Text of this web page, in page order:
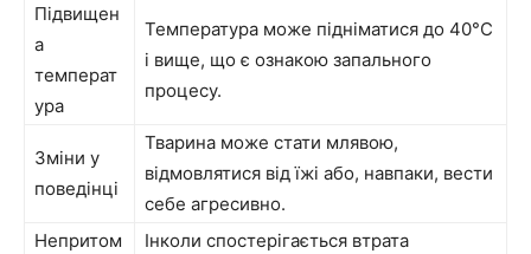
Підвищен
а
температ
ура
Температура може підніматися до 40°C
і вище, що є ознакою запального
процесу.
Зміни у
поведінці
Тварина може стати млявою,
відмовлятися від їжі або, навпаки, вести
себе агресивно.
Непритом
Інколи спостерігається втрата